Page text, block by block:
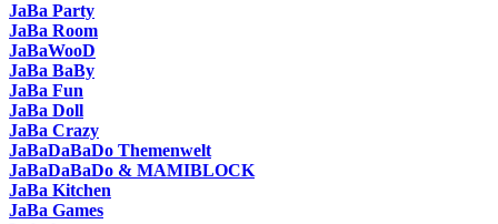
JaBa Party
JaBa Room
JaBaWooD
JaBa BaBy
JaBa Fun
JaBa Doll
JaBa Crazy
JaBaDaBaDo Themenwelt
JaBaDaBaDo & MAMIBLOCK
JaBa Kitchen
JaBa Games